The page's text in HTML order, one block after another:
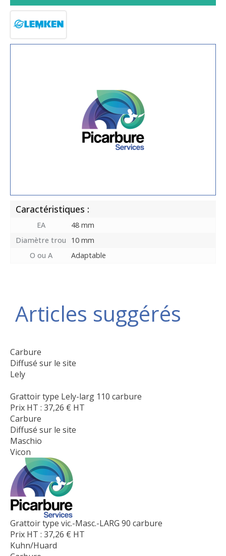
Caractéristiques :
EA
48 mm
Diamètre trou
10 mm
O ou A
Adaptable
Articles suggérés
Carbure
Diffusé sur le site
Lely
Grattoir type Lely-larg 110 carbure
Prix HT : 37,26 € HT
Carbure
Diffusé sur le site
Maschio
Vicon
Grattoir type vic.-Masc.-LARG 90 carbure
Prix HT : 37,26 € HT
Kuhn/Huard